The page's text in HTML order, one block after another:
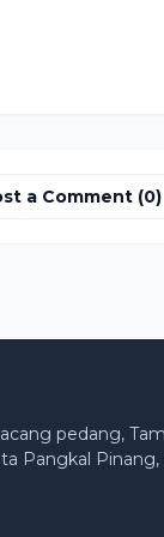
a Comment (0)
pedang,
Pangkal